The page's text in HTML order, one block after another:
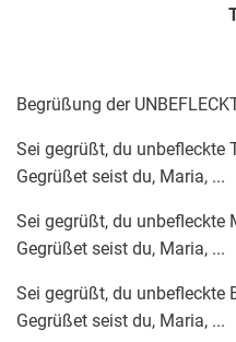
Begrüßung der
Sei gegrüßt, du unbefleckte
Gegrüßet seist du, Maria, ...
Sei gegrüßt, du unbefleckte
Gegrüßet seist du, Maria, ...
Sei gegrüßt, du unbefleckte
Gegrüßet seist du, Maria, ...